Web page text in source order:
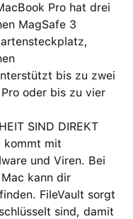
Pro hat drei
MagSafe 3
bis zu zwei
oder bis zu vier
SIND DIREKT
kommt mit
und Viren. Bei
kann dir
FileVault sorgt
sind, damit